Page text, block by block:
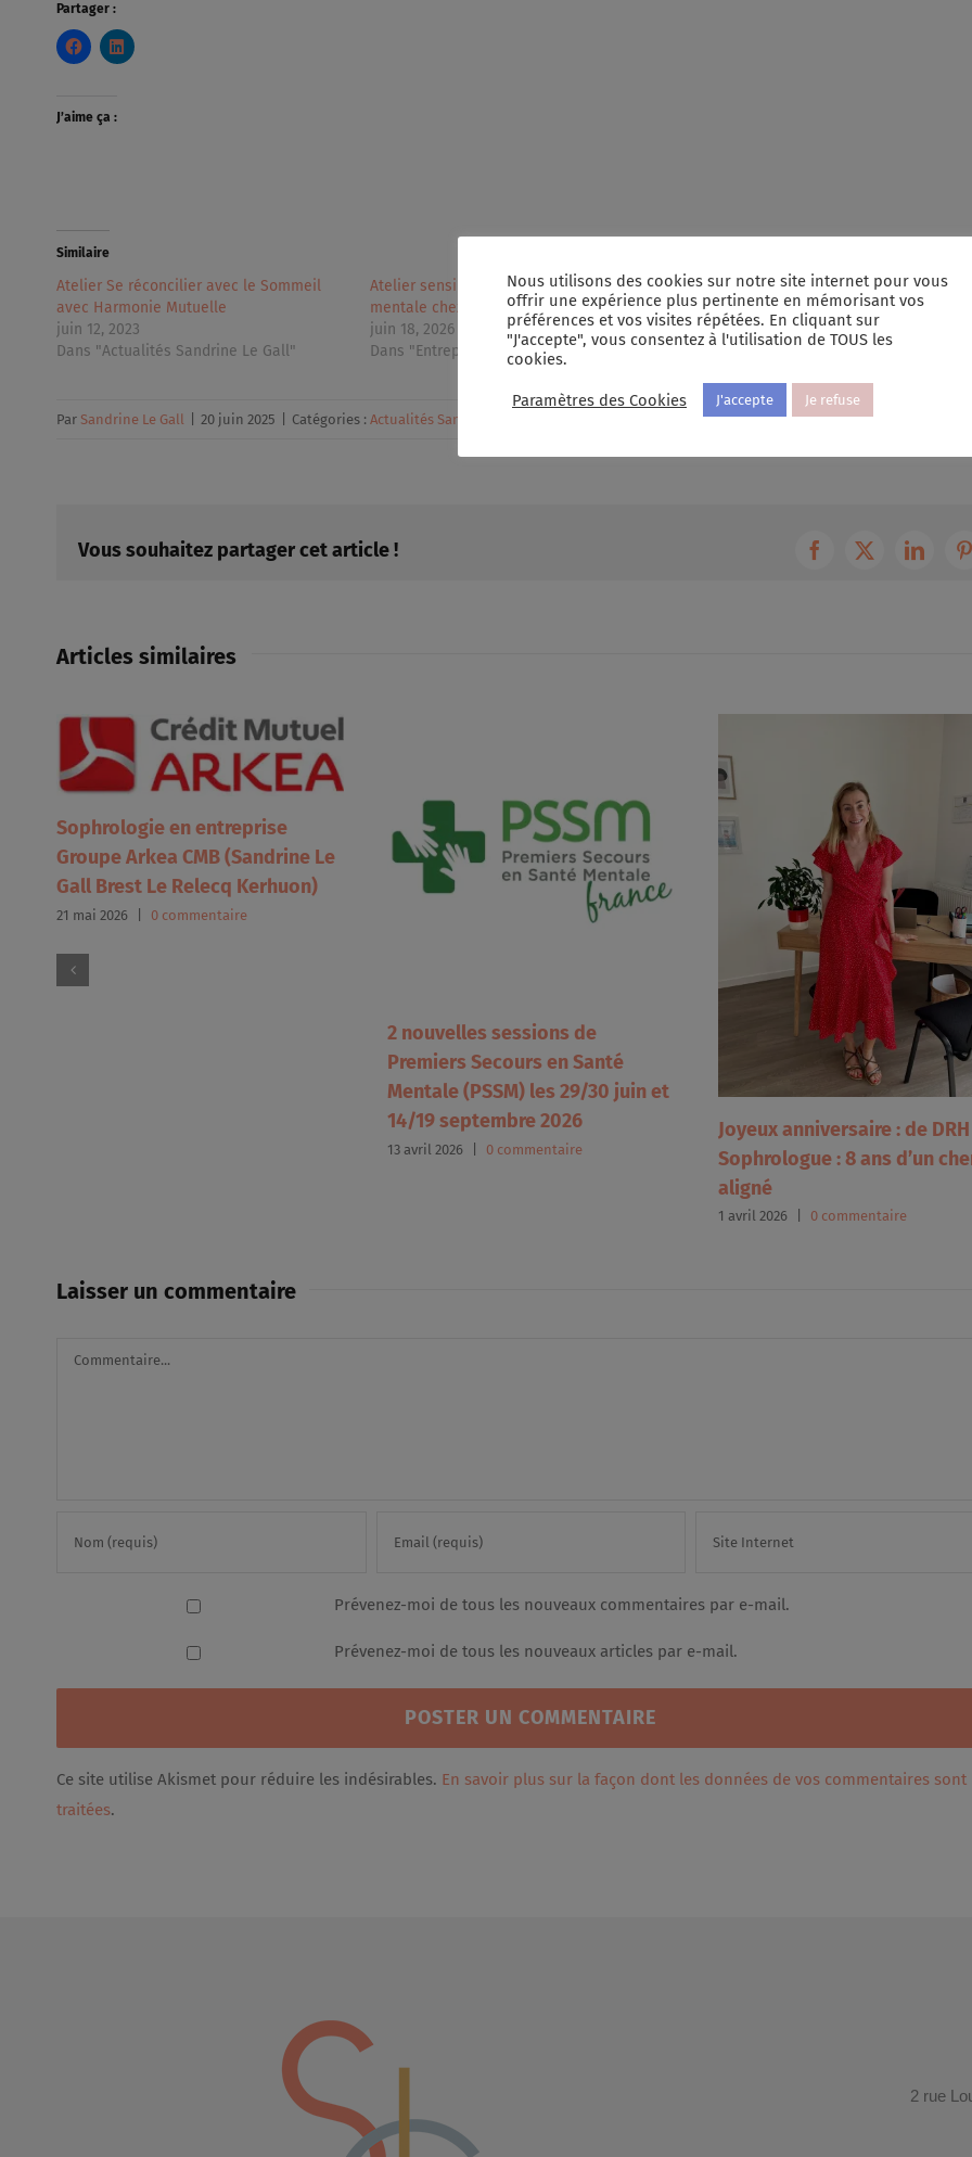
Partager :
J’aime ça :
Similaire
Atelier Se réconcilier avec le Sommeil
avec Harmonie Mutuelle
juin 12, 2023
Dans "Actualités Sandrine Le Gall"
Atelier sensibilisation à la santé
mentale chez Harmonie Mutuelle
juin 18, 2026
Dans "Entreprises"
Atelier Sommeil gratuit proposé par
Harmonie Mutuelle lundi 12 juin 2023
juin 3, 2023
Dans "Actualités Sandrine Le Gall"
Par Sandrine Le Gall 20 juin 2025 Catégories : Actualités Sandrine Le Gall
Vous souhaitez partager cet article ! Facebook
X
Articles similaires
Sophrologie en entreprise
Groupe Arkea CMB (Sandrine Le
Gall Brest Le Relecq Kerhuon)
21 mai 2026 0 commentaire
2 nouvelles sessions de
Premiers Secours en Santé
Mentale (PSSM) les 29/30 juin et
14/19 septembre 2026
13 avril 2026 0 commentaire
Joyeux anniversaire : de
Sophrologue : 8 ans d’un
aligné
1 avril 2026 0 commentaire
Laisser un commentaire
Commentaire
Prévenez-moi de tous les nouveaux commentaires par e-mail.
Prévenez-moi de tous les nouveaux articles par e-mail.
Ce site utilise Akismet pour réduire les indésirables. En savoir plus sur la façon dont les données de vos commentaires sont
traitées.
2 rue
Nous utilisons des cookies sur notre site internet pour vous
offrir une expérience plus pertinente en mémorisant vos
préférences et vos visites répétées. En cliquant sur
"J'accepte", vous consentez à l'utilisation de TOUS les
cookies.
Paramètres des Cookies J'accepte Je refuse